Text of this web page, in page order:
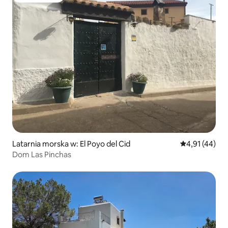
Latarnia morska w: El Poyo del Cid Średnia
4,91 (44)
Dom Las Pinchas